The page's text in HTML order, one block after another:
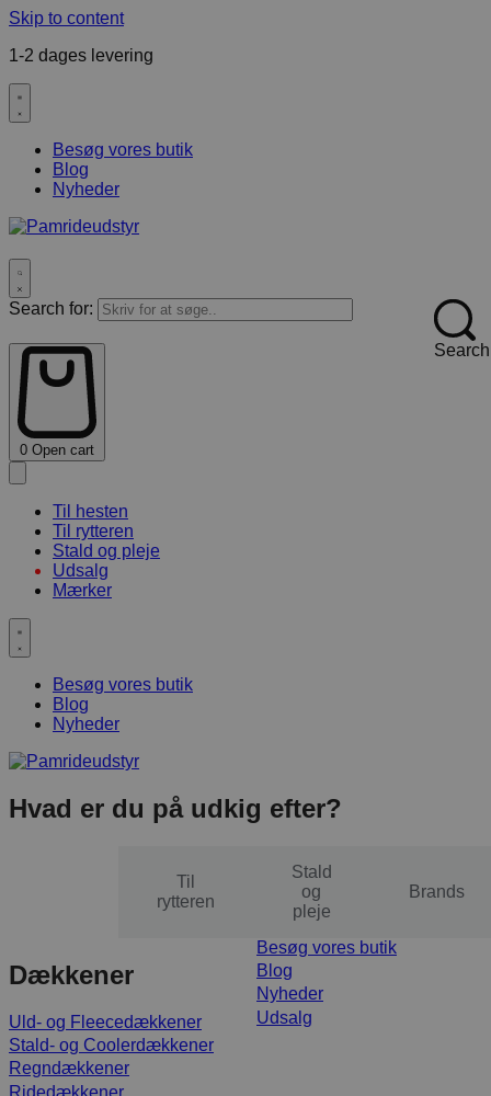
Skip to content
1-2 dages levering
Besøg vores butik
Blog
Nyheder
Search for:
Search
0 Open cart
Til hesten
Til rytteren
Stald og pleje
Udsalg
Mærker
Besøg vores butik
Blog
Nyheder
Hvad er du på udkig efter?
Til
rytteren
Stald
og
pleje
Brands
Dækkener
Uld- og Fleecedækkener
Stald- og Coolerdækkener
Regndækkener
Ridedækkener
Besøg vores butik
Blog
Nyheder
Udsalg